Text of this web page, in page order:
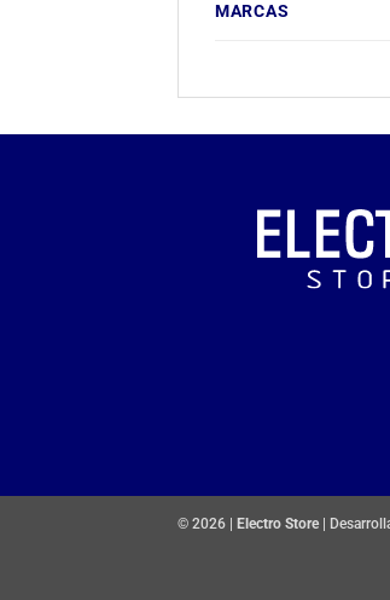
MARCAS
© 2026 | Electro Store |